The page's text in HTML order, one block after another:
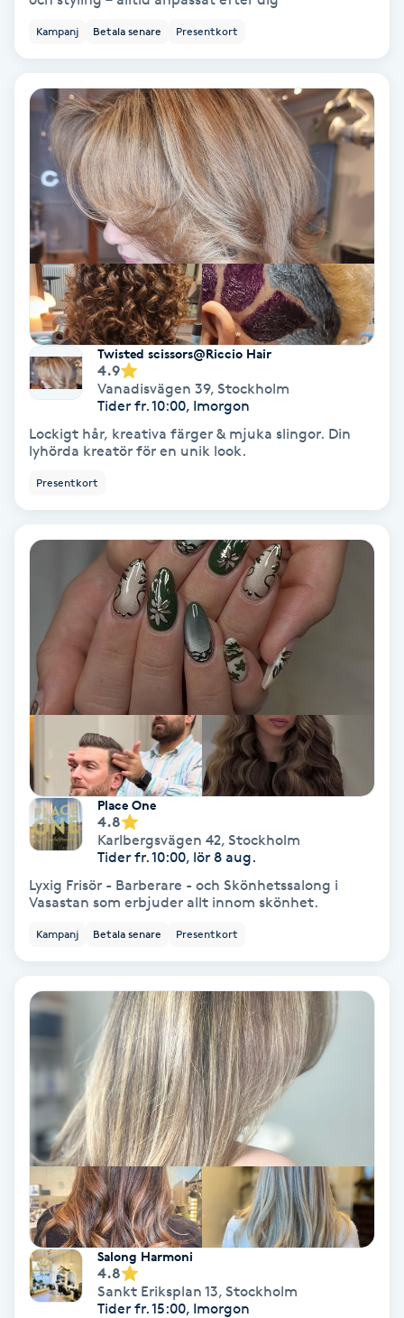
Babylights
Balayage
Bambumassage
Barber
Barnklippning
BIAB
Blowout
Bottenfärg
Brynfärgning
Brynplockning
Bröllopsuppsättning
Celluliter
Coachning
Color correction
Damklippning
Dermapen
Diamantslipning
Enzympeeling
Extensions
Extensions borttagning
Eyeliner-tatuering
Kampanj Betala senare Presentkort
Twisted scissors@Riccio Hair
4.9
Vanadisvägen 39, Stockholm
Tider fr. 10:00, Imorgon
Lockigt hår, kreativa färger & mjuka slingor. Din
lyhörda kreatör för en unik look.
Presentkort
Place One
4.8
Karlbergsvägen 42, Stockholm
Tider fr. 10:00, lör 8 aug.
Lyxig Frisör - Barberare - och Skönhetssalong i
Vasastan som erbjuder allt innom skönhet.
Kampanj Betala senare Presentkort
Salong Harmoni
4.8
Sankt Eriksplan 13, Stockholm
Tider fr. 15:00, Imorgon